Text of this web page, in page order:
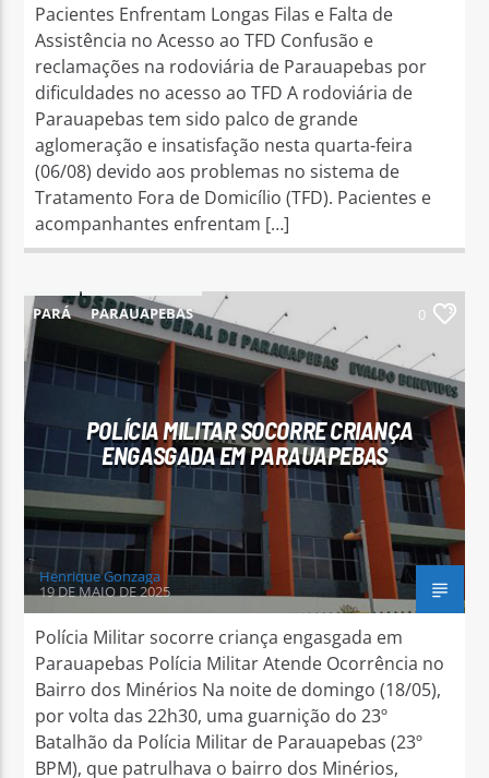
Pacientes Enfrentam Longas Filas e Falta de
Assistência no Acesso ao TFD Confusão e
reclamações na rodoviária de Parauapebas por
dificuldades no acesso ao TFD A rodoviária de
Parauapebas tem sido palco de grande
aglomeração e insatisfação nesta quarta-feira
(06/08) devido aos problemas no sistema de
Tratamento Fora de Domicílio (TFD). Pacientes e
acompanhantes enfrentam […]
PARÁ PARAUAPEBAS 0
POLÍCIA MILITAR SOCORRE CRIANÇA
ENGASGADA EM PARAUAPEBAS
Henrique Gonzaga
19 DE MAIO DE 2025
Polícia Militar socorre criança engasgada em
Parauapebas Polícia Militar Atende Ocorrência no
Bairro dos Minérios Na noite de domingo (18/05),
por volta das 22h30, uma guarnição do 23º
Batalhão da Polícia Militar de Parauapebas (23º
BPM), que patrulhava o bairro dos Minérios,